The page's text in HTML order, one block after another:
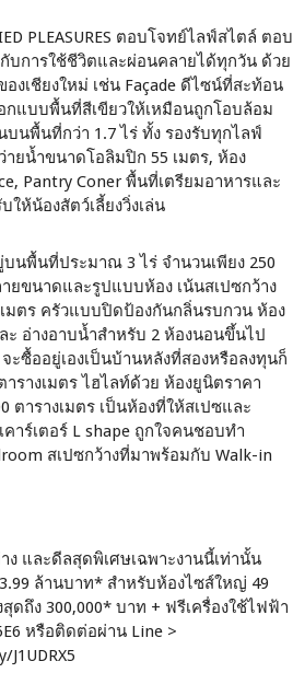
PLEASURES ตอบโจทย์ไลฟ์สไตล์ ตอบ
บการใช้ชีวิตและผ่อนคลายได้ทุกวัน ด้วย
เชียงใหม่ เช่น Façade ดีไซน์ที่สะท้อน
แบบพื้นที่สีเขียวให้เหมือนถูกโอบล้อม
นพื้นที่กว่า 1.7 ไร่ ทั้ง รองรับทุกไลฟ์
ยน้ำขนาดโอลิมปิก 55 เมตร, ห้อง
Pantry Coner พื้นที่เตรียมอาหารและ
ห้น้องสัตว์เลี้ยงวิ่งเล่น
บนพื้นที่ประมาณ 3 ไร่ จำนวนเพียง 250
ยขนาดและรูปแบบห้อง เน้นสเปซกว้าง
มตร ครัวแบบปิดป้องกันกลิ่นรบกวน ห้อง
ะ อ่างอาบน้ำสำหรับ 2 ห้องนอนขึ้นไป
ซื้ออยู่เองเป็นบ้านหลังที่สองหรือลงทุนก็
รางเมตร ไฮไลท์ด้วย ห้องยูนิตราคา
ตารางเมตร เป็นห้องที่ให้สเปซและ
ร์เตอร์ L shape ถูกใจคนชอบทำ
สเปซกว้างที่มาพร้อมกับ Walk-in
และดีลสุดพิเศษเฉพาะงานนี้เท่านั้น
ล้านบาท* สำหรับห้องไซส์ใหญ่ 49
ถึง 300,000* บาท + ฟรีเครื่องใช้ไฟฟ้า
หรือติดต่อผ่าน Line >